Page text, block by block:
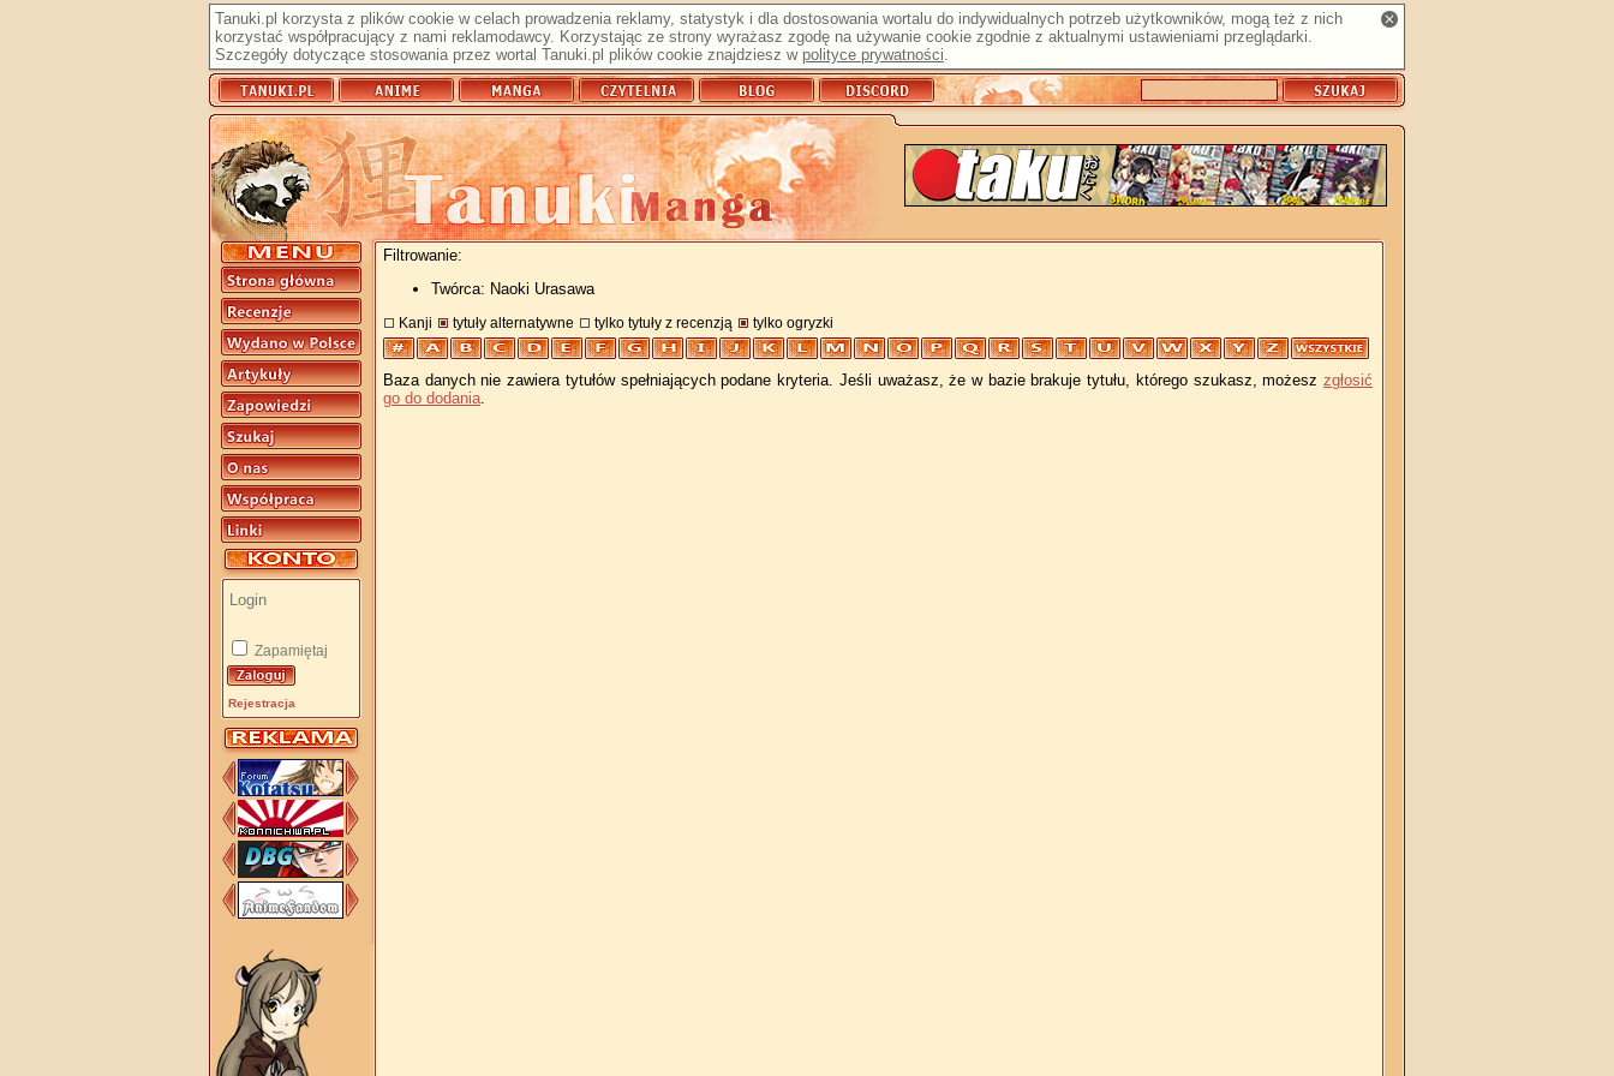
Tanuki.pl korzysta z plików cookie w celach prowadzenia reklamy, statystyk i dla dostosowania wortalu do indywidualnych potrzeb użytkowników, mogą też z nich
korzystać współpracujący z nami reklamodawcy. Korzystając ze strony wyrażasz zgodę na używanie cookie zgodnie z aktualnymi ustawieniami przeglądarki.
Szczegóły dotyczące stosowania przez wortal Tanuki.pl plików cookie znajdziesz w polityce prywatności.
Zapamiętaj
Rejestracja
Filtrowanie:
Twórca: Naoki Urasawa
Kanji tytuły alternatywne tylko tytuły z recenzją tylko ogryzki
Baza danych nie zawiera tytułów spełniających podane kryteria. Jeśli uważasz, że w bazie brakuje tytułu, którego szukasz, możesz zgłosić
go do dodania.